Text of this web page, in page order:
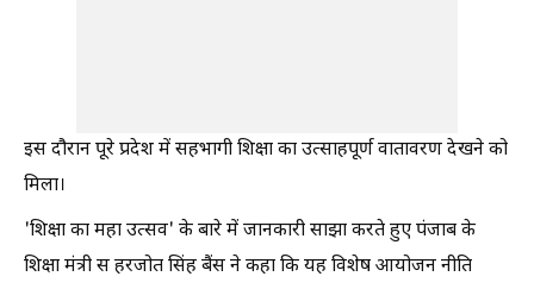
इस दौरान पूरे प्रदेश में सहभागी शिक्षा का उत्साहपूर्ण वातावरण देखने को
मिला।
'शिक्षा का महा उत्सव' के बारे में जानकारी साझा करते हुए पंजाब के
शिक्षा मंत्री स हरजोत सिंह बैंस ने कहा कि यह विशेष आयोजन नीति